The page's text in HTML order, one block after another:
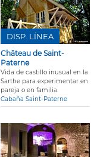
Château de Saint-
Paterne
Vida de castillo inusual en la
Sarthe para experimentar en
pareja o en familia.
Cabaña Saint-Paterne
DISP. LÍNEA